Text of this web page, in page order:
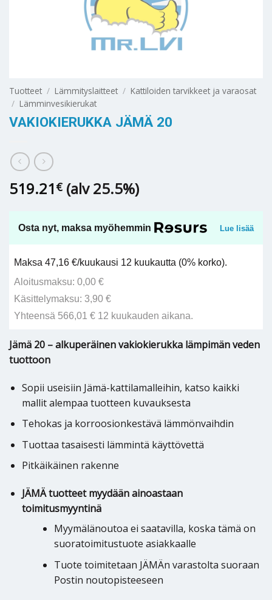
Tuotteet / Lämmityslaitteet / Kattiloiden tarvikkeet ja varaosat
/ Lämminvesikierukat
VAKIOKIERUKKA JÄMÄ 20
519.21 € (alv 25.5%)
Osta nyt, maksa myöhemmin Lue lisää
Maksa 47,16 €/kuukausi 12 kuukautta (0% korko).
Aloitusmaksu: 0,00 €
Käsittelymaksu: 3,90 €
Yhteensä 566,01 € 12 kuukauden aikana.
Jämä 20 – alkuperäinen vakiokierukka lämpimän veden
tuottoon
Sopii useisiin Jämä-kattilamalleihin, katso kaikki
mallit alempaa tuotteen kuvauksesta
Tehokas ja korroosionkestävä lämmönvaihdin
Tuottaa tasaisesti lämmintä käyttövettä
Pitkäikäinen rakenne
JÄMÄ tuotteet myydään ainoastaan
toimitusmyyntinä
Myymälänoutoa ei saatavilla, koska tämä on
suoratoimitustuote asiakkaalle
Tuote toimitetaan JÄMÄn varastolta suoraan
Postin noutopisteeseen